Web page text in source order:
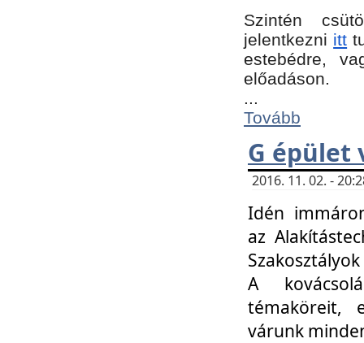
Szintén
jelentkezni itt
estebédre,
előadáson.
...
Tovább
G épület
2016. 11. 02. -
Idén
az
A
témaköreit,
várunk